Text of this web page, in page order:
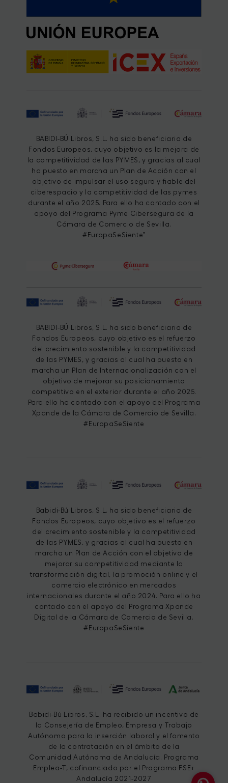
BABIDI-BÚ Libros, S.L. ha sido beneficiaria de
Fondos Europeos, cuyo objetivo es la mejora de
la competitividad de las PYMES, y gracias al cual
ha puesto en marcha un Plan de Acción con el
objetivo de impulsar el uso seguro y fiable del
ciberespacio y la competitividad de las pymes
durante el año 2025. Para ello ha contado con el
apoyo del Programa Pyme Cibersegura de la
Cámara de Comercio de Sevilla.
#EuropaSeSiente”
BABIDI-BÚ Libros, S.L. ha sido beneficiaria de
Fondos Europeos, cuyo objetivo es el refuerzo
del crecimiento sostenible y la competitividad
de las PYMES, y gracias al cual ha puesto en
marcha un Plan de Internacionalización con el
objetivo de mejorar su posicionamiento
competitivo en el exterior durante el año 2025.
Para ello ha contado con el apoyo del Programa
Xpande de la Cámara de Comercio de Sevilla.
#EuropaSeSiente
Babidi-Bú Libros, S.L. ha sido beneficiaria de
Fondos Europeos, cuyo objetivo es el refuerzo
del crecimiento sostenible y la competitividad
de las PYMES, y gracias al cual ha puesto en
marcha un Plan de Acción con el objetivo de
mejorar su competitividad mediante la
transformación digital, la promoción online y el
comercio electrónico en mercados
internacionales durante el año 2024. Para ello ha
contado con el apoyo del Programa Xpande
Digital de la Cámara de Comercio de Sevilla.
#EuropaSeSiente
Babidi-Bú Libros, S.L. ha recibido un incentivo de
la Consejería de Empleo, Empresa y Trabajo
Autónomo para la inserción laboral y el fomento
de la contratación en el ámbito de la
Comunidad Autónoma de Andalucía. Programa
Emplea-T, cofinanciado por el Programa FSE+
Andalucía 2021-2027